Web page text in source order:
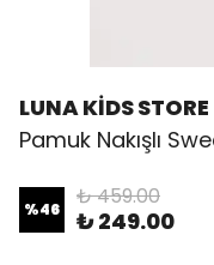
LUNA KİDS STORE
Pamuk Nakışlı
%46 ₺ 459.00
₺ 249.00